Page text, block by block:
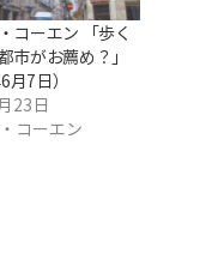
コーエン 「歩く
市がお薦め？」
月7日）
23日
コーエン